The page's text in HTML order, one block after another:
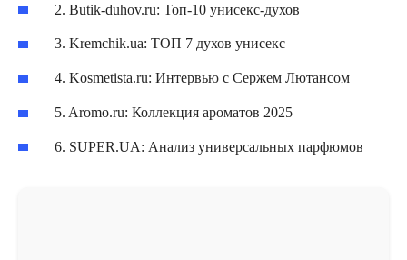
2. Butik-duhov.ru: Топ-10 унисекс-духов
3. Kremchik.ua: ТОП 7 духов унисекс
4. Kosmetista.ru: Интервью с Сержем Лютансом
5. Aromo.ru: Коллекция ароматов 2025
6. SUPER.UA: Анализ универсальных парфюмов